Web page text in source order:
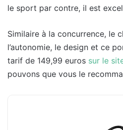
le sport par contre, il est
Similaire à la concurrence, le
l’autonomie, le design et ce
tarif de 149,99 euros sur le
pouvons que vous le